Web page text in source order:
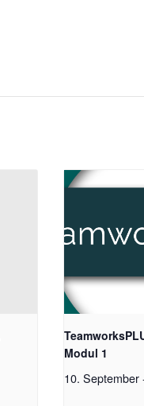
Modul 1
10. September